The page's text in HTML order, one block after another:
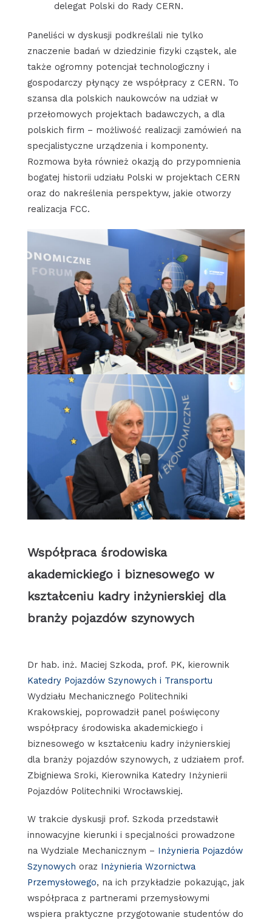
delegat Polski do Rady CERN.
Paneliści w dyskusji podkreślali nie tylko
znaczenie badań w dziedzinie fizyki cząstek, ale
także ogromny potencjał technologiczny i
gospodarczy płynący ze współpracy z CERN. To
szansa dla polskich naukowców na udział w
przełomowych projektach badawczych, a dla
polskich firm – możliwość realizacji zamówień na
specjalistyczne urządzenia i komponenty.
Rozmowa była również okazją do przypomnienia
bogatej historii udziału Polski w projektach CERN
oraz do nakreślenia perspektyw, jakie otworzy
realizacja FCC.
Współpraca środowiska
akademickiego i biznesowego w
kształceniu kadry inżynierskiej dla
branży pojazdów szynowych
Dr hab. inż. Maciej Szkoda, prof. PK, kierownik
Katedry Pojazdów Szynowych i Transportu
Wydziału Mechanicznego Politechniki
Krakowskiej, poprowadził panel poświęcony
współpracy środowiska akademickiego i
biznesowego w kształceniu kadry inżynierskiej
dla branży pojazdów szynowych, z udziałem prof.
Zbigniewa Sroki, Kierownika Katedry Inżynierii
Pojazdów Politechniki Wrocławskiej.
W trakcie dyskusji prof. Szkoda przedstawił
innowacyjne kierunki i specjalności prowadzone
na Wydziale Mechanicznym – Inżynieria Pojazdów
Szynowych oraz Inżynieria Wzornictwa
Przemysłowego, na ich przykładzie pokazując, jak
współpraca z partnerami przemysłowymi
wspiera praktyczne przygotowanie studentów do